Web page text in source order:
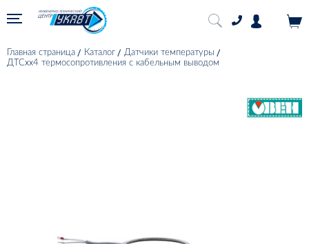
Главная страница Каталог
Датчики температуры
ДТСхх4 термосопротивления с кабельным выводом